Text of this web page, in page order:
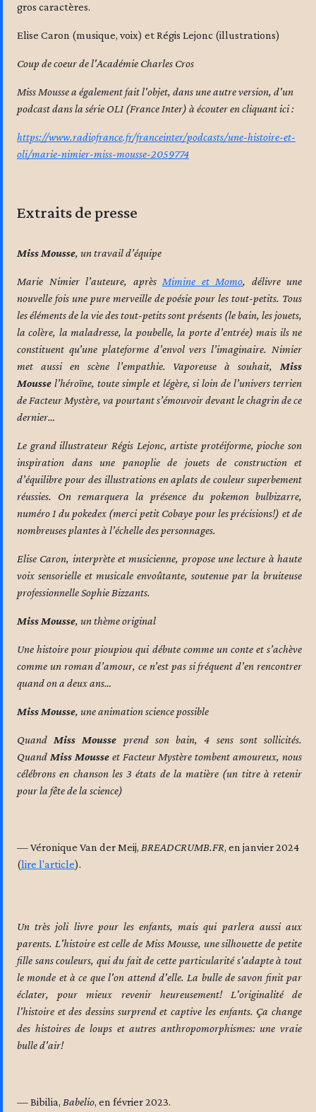
gros caractères.
Elise Caron (musique, voix) et Régis Lejonc (illustrations)
Coup de coeur de l'Académie Charles Cros
Miss Mousse a également fait l'objet, dans une autre version, d'un
podcast dans la série OLI (France Inter) à écouter en cliquant ici :
https://www.radiofrance.fr/franceinter/podcasts/une-histoire-et-
oli/marie-nimier-miss-mousse-2059774
Extraits de presse
Miss Mousse, un travail d’équipe
Marie Nimier l’auteure, après Mimine et Momo, délivre une
nouvelle fois une pure merveille de poésie pour les tout-petits. Tous
les éléments de la vie des tout-petits sont présents (le bain, les jouets,
la colère, la maladresse, la poubelle, la porte d’entrée) mais ils ne
constituent qu’une plateforme d’envol vers l’imaginaire. Nimier
met aussi en scène l’empathie. Vaporeuse à souhait, Miss
Mousse l’héroïne, toute simple et légère, si loin de l’univers terrien
de Facteur Mystère, va pourtant s’émouvoir devant le chagrin de ce
dernier…
Le grand illustrateur Régis Lejonc, artiste protéiforme, pioche son
inspiration dans une panoplie de jouets de construction et
d’équilibre pour des illustrations en aplats de couleur superbement
réussies. On remarquera la présence du pokemon bulbizarre,
numéro 1 du pokedex (merci petit Cobaye pour les précisions!) et de
nombreuses plantes à l’échelle des personnages.
Elise Caron, interprète et musicienne, propose une lecture à haute
voix sensorielle et musicale envoûtante, soutenue par la bruiteuse
professionnelle Sophie Bizzants.
Miss Mousse, un thème original
Une histoire pour pioupiou qui débute comme un conte et s’achève
comme un roman d’amour, ce n’est pas si fréquent d’en rencontrer
quand on a deux ans…
Miss Mousse, une animation science possible
Quand Miss Mousse prend son bain, 4 sens sont sollicités.
Quand Miss Mousseet Facteur Mystère tombent amoureux, nous
célébrons en chanson les 3 états de la matière (un titre à retenir
pour la fête de la science)
Véronique Van der Meij, BREADCRUMB.FR, en janvier 2024
(lire l'article).
Un très joli livre pour les enfants, mais qui parlera aussi aux
parents. L'histoire est celle de Miss Mousse, une silhouette de petite
fille sans couleurs, qui du fait de cette particularité s'adapte à tout
le monde et à ce que l'on attend d'elle. La bulle de savon finit par
éclater, pour mieux revenir heureusement! L'originalité de
l'histoire et des dessins surprend et captive les enfants. Ça change
des histoires de loups et autres anthropomorphismes: une vraie
bulle d'air!
Bibilia, Babelio, en février 2023.